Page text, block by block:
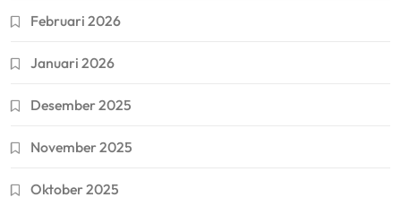
Februari 2026
Januari 2026
Desember 2025
November 2025
Oktober 2025